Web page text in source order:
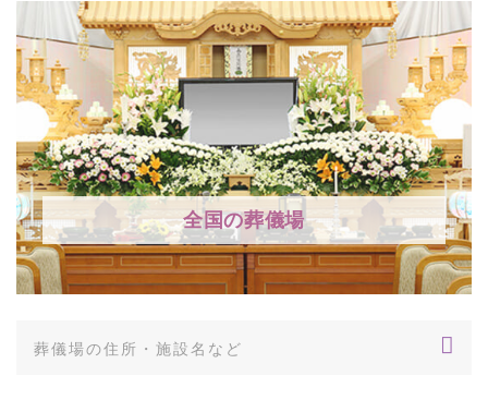
全国の葬儀場